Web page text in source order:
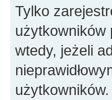
Tylko
użytkowników
wtedy, jeżeli
użytkowników.